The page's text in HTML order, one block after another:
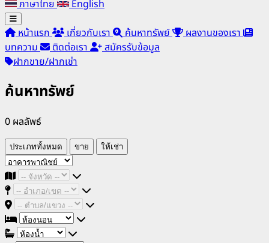
ภาษาไทย
English
หน้าแรก
เกี่ยวกับเรา ค้นหาทรัพย์
ผลงานของเรา
บทความ
ติดต่อเรา
สมัครรับข้อมูล
ฝากขาย/ฝากเช่า
ค้นหาทรัพย์
0 ผลลัพธ์
ประเภททั้งหมด ขาย ให้เช่า